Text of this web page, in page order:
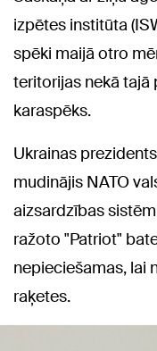
izpētes institūta
spēki maijā otro
teritorijas nekā tajā
karaspēks.
Ukrainas
mudinājis NATO
aizsardzības
ražoto "Patriot"
nepieciešamas, lai
raķetes.